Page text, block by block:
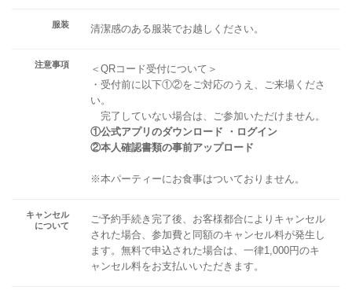
服装 清潔感のある服装でお越しください。
注意事項
＜QRコード受付について＞
・受付前に以下①②をご対応のうえ、ご来場くださ
い。
完了していない場合は、ご参加いただけません。
①公式アプリのダウンロード ・ログイン
②本人確認書類の事前アップロード
※本パーティーにお食事はついておりません。
キャンセル
について
ご予約手続き完了後、お客様都合によりキャンセル
された場合、参加費と同額のキャンセル料が発生し
ます。無料で申込された場合は、一律1,000円のキ
ャンセル料をお支払いいただきます。